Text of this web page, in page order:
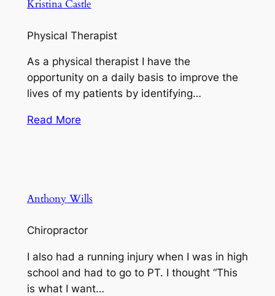
Kristina Castle
Physical Therapist
As a physical therapist I have the
opportunity on a daily basis to improve the
lives of my patients by identifying…
Read More
Anthony Wills
Chiropractor
I also had a running injury when I was in high
school and had to go to PT. I thought “This
is what I want…